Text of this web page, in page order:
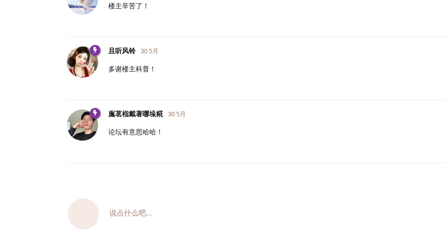
楼主辛苦了！
且听风铃 30 5月
多谢楼主科普！
廡茗栺戴著哪垛糀 30 5月
论坛有意思哈哈！
说点什么吧...